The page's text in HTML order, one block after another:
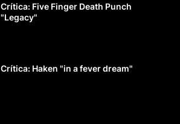
Crítica: Five Finger Death Punch
"Legacy"
Crítica: Haken "in a fever dream"